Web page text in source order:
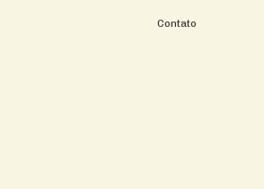
Contato